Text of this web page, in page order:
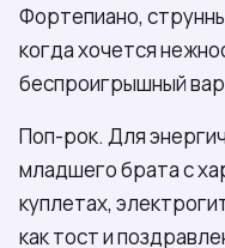
Фортепиано,
когда хочется
беспроигрышный
Поп-рок. Для
младшего брата с
куплетах,
как тост и